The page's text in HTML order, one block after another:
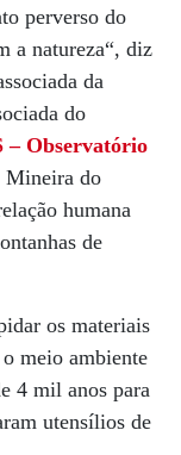
perverso do
a natureza“, diz
da
do
– Observatório
Mineira do
humana
de
os materiais
meio ambiente
4 mil anos para
utensílios de